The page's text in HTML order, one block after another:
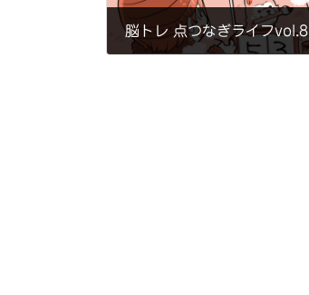
脳トレ 点つなぎライフvol.8